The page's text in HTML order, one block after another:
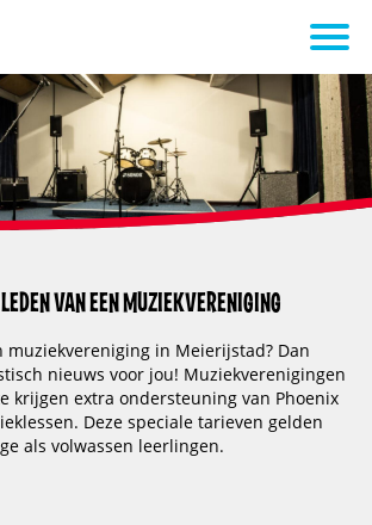
VAN EEN MUZIEKVERENIGING
muziekvereniging in Meierijstad? Dan
nieuws voor jou! Muziekverenigingen
krijgen extra ondersteuning van Phoenix
Deze speciale tarieven gelden
als volwassen leerlingen.